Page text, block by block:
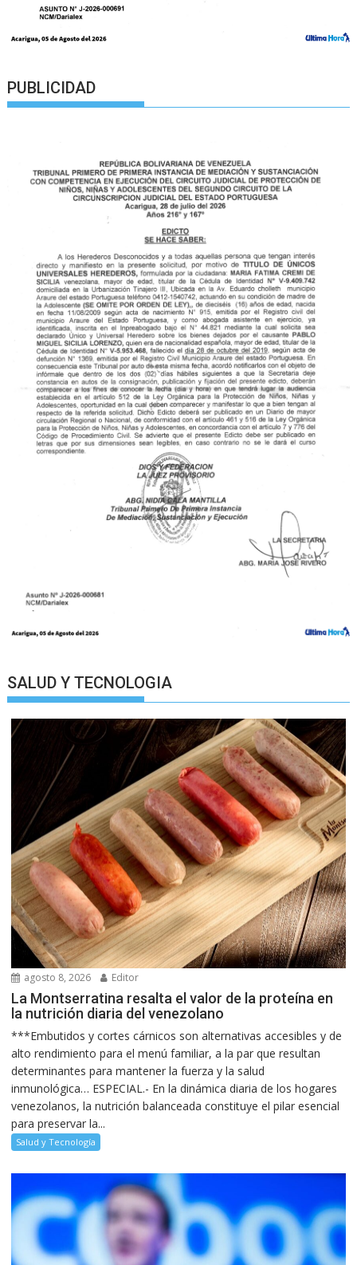
PUBLICIDAD
SALUD Y TECNOLOGIA
agosto 8, 2026 Editor
La Montserratina resalta el valor de la proteína en
la nutrición diaria del venezolano
***Embutidos y cortes cárnicos son alternativas accesibles y de
alto rendimiento para el menú familiar, a la par que resultan
determinantes para mantener la fuerza y la salud
inmunológica… ESPECIAL.- En la dinámica diaria de los hogares
venezolanos, la nutrición balanceada constituye el pilar esencial
para preservar la...
Salud y Tecnología